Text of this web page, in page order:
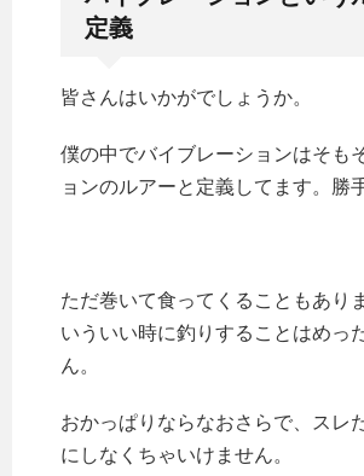
定義
皆さんはいかがでしょうか。
僕の中でバイブレーションはそも
ョンのルアーと定義してます。勝
ただ巻いて食ってくることもあり
いういい時に釣りすることはめっ
ん。
おかっぱりならなおさらで、スレ
にしなくちゃいけません。